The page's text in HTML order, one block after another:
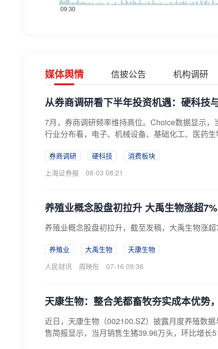
媒体舆情 信披公告 机构调研
从券商调研看下半年投资机遇：硬科技
7月，券商调研频率维持高位。Choice数据显示
行业分布看，电子、机械设备、基础化工、医药
券商调研 硬科技
消费板块
上海证券报
08-03 08:21
养殖业概念股盘初拉升 大禹生物涨超7%
养殖业概念股盘初拉升，截至发稿，大禹生物涨
养殖业 大禹生物
天康生物
人民财讯
周映彤 07-16 09:36
天康生物：整合羌都畜牧夯实成本优势
近日，天康生物（002100.SZ）披露月度养殖数
售简报显示，当月销售生猪39.96万头，环比增长